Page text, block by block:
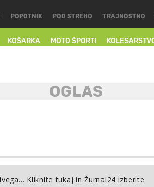
KOŠARKA MOTO ŠPORTI
POPOTNIK POD STREHO TRAJNOSTNO
Kliknite tukaj in Žurnal24 izberite